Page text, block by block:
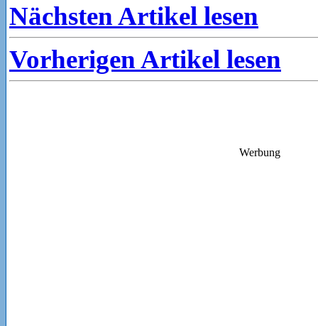
Nächsten Artikel lesen
Vorherigen Artikel lesen
Werbung